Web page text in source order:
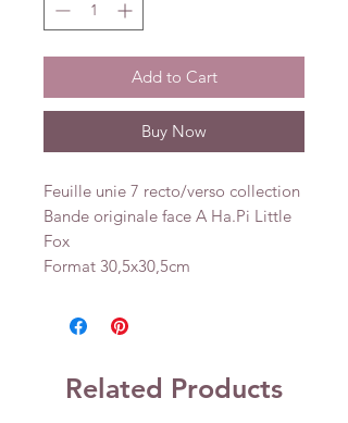
Add to Cart
Buy Now
Feuille unie 7 recto/verso collection
Bande originale face A Ha.Pi Little
Fox
Format 30,5x30,5cm
Related Products